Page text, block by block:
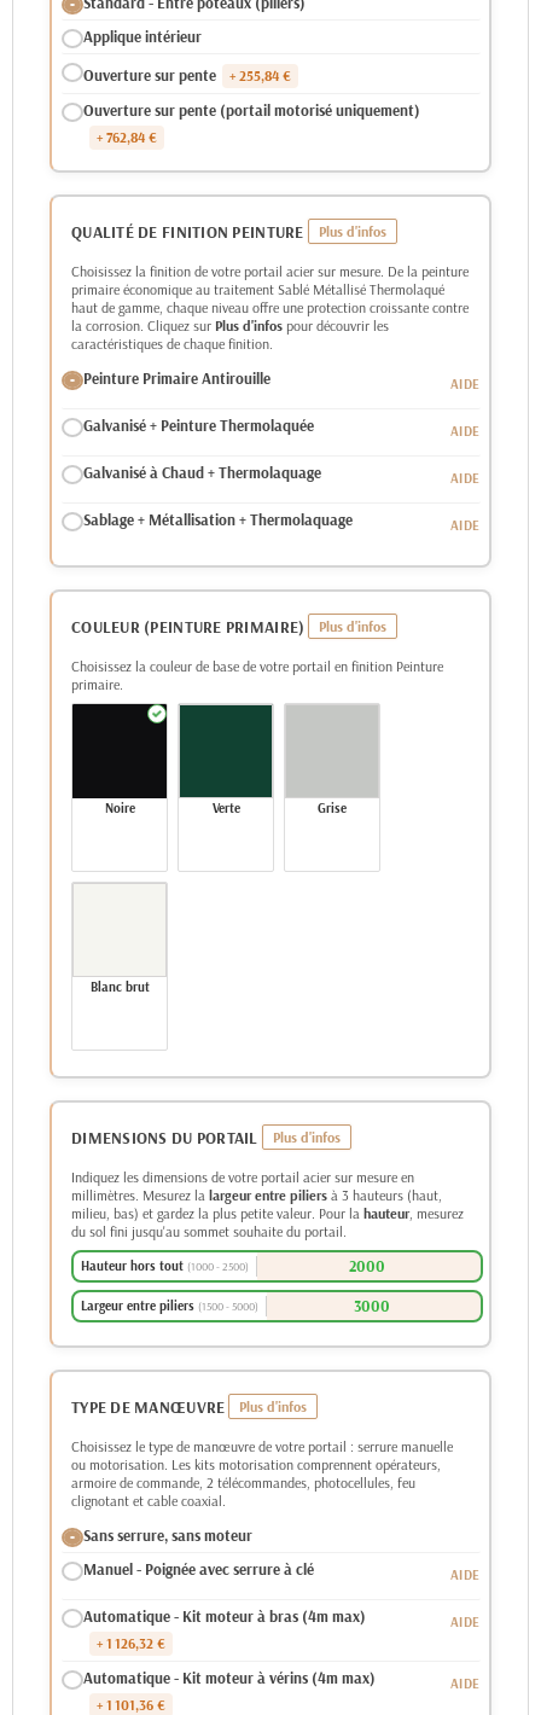
Applique intérieur
Ouverture sur pente
+ 255,84 €
Ouverture sur pente (portail motorisé uniquement)
+ 762,84 €
QUALITÉ DE FINITION PEINTURE
Choisissez la finition de votre portail acier sur mesure. De la peinture
primaire économique au traitement Sablé Métallisé Thermolaqué
haut de gamme, chaque niveau offre une protection croissante contre
la corrosion. Cliquez sur Plus d'infos pour découvrir les
caractéristiques de chaque finition.
Peinture Primaire Antirouille
Galvanisé + Peinture Thermolaquée
Galvanisé à Chaud + Thermolaquage
Sablage + Métallisation + Thermolaquage
COULEUR (PEINTURE PRIMAIRE)
Choisissez la couleur de base de votre portail en finition Peinture
primaire.
Noire Verte Grise
Blanc brut
DIMENSIONS DU PORTAIL
Indiquez les dimensions de votre portail acier sur mesure en
millimètres. Mesurez la largeur entre piliers à 3 hauteurs (haut,
milieu, bas) et gardez la plus petite valeur. Pour la hauteur, mesurez
du sol fini jusqu'au sommet souhaite du portail.
Hauteur hors tout (1000 - 2500)
Largeur entre piliers (1500 - 5000)
TYPE DE MANŒUVRE
Choisissez le type de manœuvre de votre portail : serrure manuelle
ou motorisation. Les kits motorisation comprennent opérateurs,
armoire de commande, 2 télécommandes, photocellules, feu
clignotant et cable coaxial.
Sans serrure, sans moteur
Manuel - Poignée avec serrure à clé
Automatique - Kit moteur à bras (4m max)
+ 1 126,32 €
Automatique - Kit moteur à vérins (4m max)
+ 1 101,36 €